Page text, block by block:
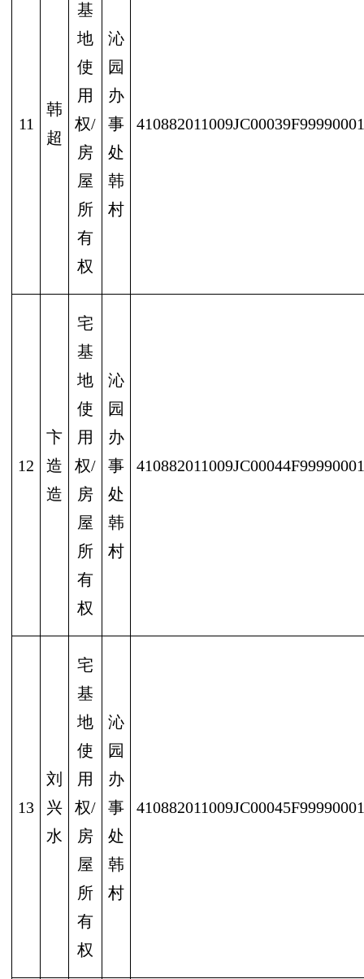
11
韩
超
基
地
使
用
权/
房
屋
所
有
权
沁
园
办
事
处
韩
村
410882011009JC00039F99990001
12
卞
造
造
宅
基
地
使
用
权/
房
屋
所
有
权
沁
园
办
事
处
韩
村
410882011009JC00044F99990001
13
刘
兴
水
宅
基
地
使
用
权/
房
屋
所
有
权
沁
园
办
事
处
韩
村
410882011009JC00045F99990001